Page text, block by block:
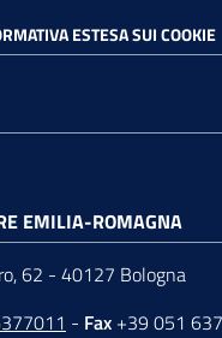
ESTESA SUI COOKIE
EMILIA-ROMAGNA
62 - 40127 Bologna
- Fax +39 051